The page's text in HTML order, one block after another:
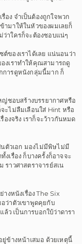
อง จำเป็นต้องถูกใจพวก
มาให้ในหัวของผมเลยก็
าใครก็จะต้องชอบแน่ๆ
ของเราได้เลย แน่นอนว่า
งเราทำให้คุณสามารถดู
การดูหนังกลุ่มนี้มาก ก็
ญ่ชอบสร้างบรรยากาศหรือ
ะไม่ลืมเลือนใส่ Hint หรือ
องจริง เราก็จะว้าวกันหมด
นตัวเอก มองไม่มีพิษไม่มี
เรื่อง ก็บางครั้งก็อาจจะ
ราวศาสตราจารย์สเน
งหนังเรื่อง The Six
ว่าตัวเขาพูดคุยกับ
เป็นการบอกใบ้ว่าดารา
ข้างหน้าเสมอ ด้วยเหตุนี้